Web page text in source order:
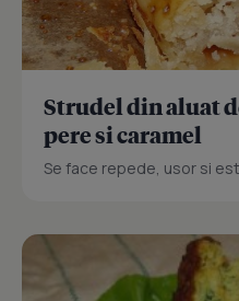
Strudel din aluat
pere si caramel
Se face repede, usor si